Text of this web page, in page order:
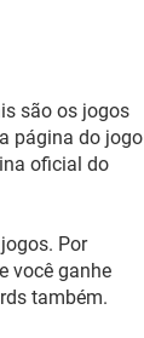
são os jogos
página do jogo
oficial do
Por
você ganhe
também.